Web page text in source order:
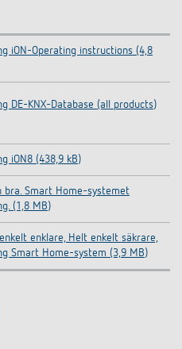
iON-Operating instructions (4,8
DE-KNX-Database (all products)
iON8 (438,9 kB)
bra. Smart Home-systemet
(1,8 MB)
enklare, Helt enkelt säkrare,
Smart Home-system (3,9 MB)